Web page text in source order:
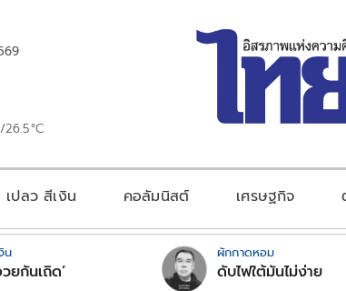
26.5°C
เปลว สีเงิน คอลัมนิสต์ เศรษฐกิจ
น
วยกันเถิด’
ผักกาดหอม
ดับไฟใต้มันไม่ง่าย